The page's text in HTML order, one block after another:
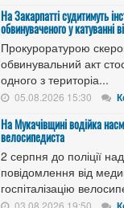
На Закарпатті судитимуть
обвинуваченого у катуванні
Прокуроратурою
обвинувальний акт
одного з територіа...
05.08.2026 15:30
На Мукачівщині водійка
велосипедиста
2 серпня до поліції
повідомлення від
госпіталізацію